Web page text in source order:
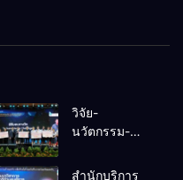
วิจัย-
นวัตกรรม-
คือโอกาสใหม่
สำนักบริการ